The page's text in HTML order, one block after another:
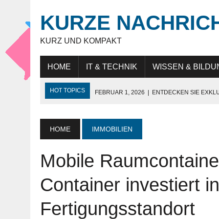
KURZE
KURZ UND KOMPAKT
HOME IT & TECHNIK WISSEN &
HOT TOPICS FEBRUAR 1, 2026 | ENTDECKEN SIE
JULI 9, 2025 | WARUM DAS LEBEN IN DUBAI FÜR EXPATS
MAI 18, 2026 KUNDENBINDUNG IM HANDEL: WIE
HOME IMMOBILIEN
Mobile
Container investiert
Fertigungsstandort